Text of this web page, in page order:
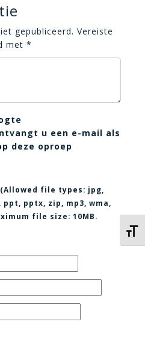
gepubliceerd. Vereiste
met *
u een e-mail als
deze oproep
(Allowed file types: jpg,
pptx, zip, mp3, wma,
file size: 10MB.